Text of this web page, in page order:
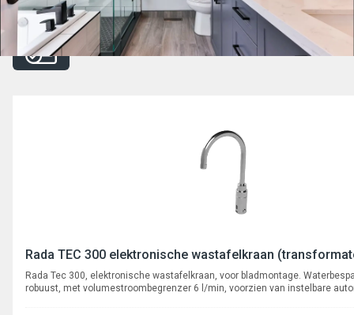
Rada TEC 300 elektronische wastafelkraan
Rada Tec 300, elektronische wastafelkraan, voor bladmontage.
robuust, met volumestroombegrenzer 6 l/min, voorzien van instelbare